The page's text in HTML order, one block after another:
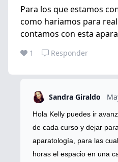
Para los que estamos
como hariamos para
contamos con esta
1 Responder
Sandra Giraldo
Hola Kelly puedes ir
de cada curso y dejar
aparatología, para las
horas el espacio en una